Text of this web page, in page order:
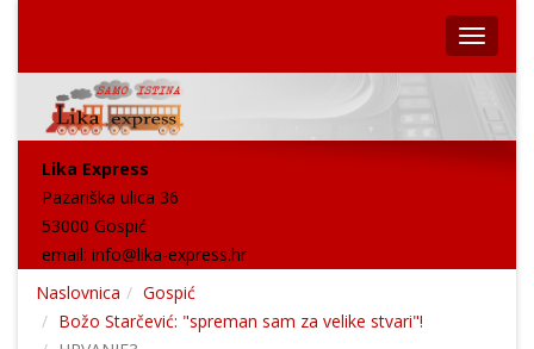
Lika Express
Pazariška ulica 36
53000 Gospić
email: info@lika-express.hr
Naslovnica
Gospić
Božo Starčević: "spreman sam za velike stvari"!